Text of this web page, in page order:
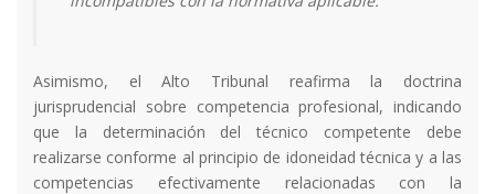
Asimismo, el Alto Tribunal reafirma la doctrina
jurisprudencial sobre competencia profesional, indicando
que la determinación del técnico competente debe
realizarse conforme al principio de idoneidad técnica y a las
competencias efectivamente relacionadas con la